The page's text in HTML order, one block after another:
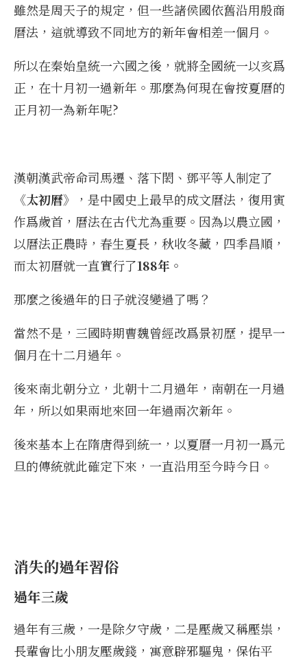
雖然是周天子的規定，但一些諸侯國依舊沿用殷商
曆法，這就導致不同地方的新年會相差一個月。
所以在秦始皇統一六國之後，就將全國統一以亥爲
正，在十月初一過新年。那麼為何現在會按夏曆的
正月初一為新年呢?
漢朝漢武帝命司馬遷、落下閎、鄧平等人制定了
《太初曆》
，是中國史上最早的成文曆法，復用寅
作爲歲首，曆法在古代尤為重要。因為以農立國，
以曆法正農時，春生夏長，秋收冬藏，四季昌順，
而太初曆就一直實行了188年 。
那麼之後過年的日子就沒變過了嗎？
當然不是，三國時期曹魏曾經改爲景初歷，提早一
個月在十二月過年。
後來南北朝分立，北朝十二月過年，南朝在一月過
年，所以如果兩地來回一年過兩次新年。
後來基本上在隋唐得到統一，以夏曆一月初一爲元
旦的傳統就此確定下來，一直沿用至今時今日。
消失的過年習俗
過年三歲
過年有三歲，一是除夕守歲，二是壓歲又稱壓祟，
長輩會比小朋友壓歲錢，寓意辟邪驅鬼，保佑平